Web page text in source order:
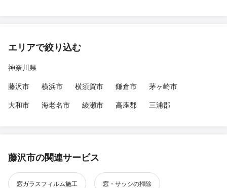
エリアで絞り込む
神奈川県
藤沢市
横浜市 横須賀市 鎌倉市
茅ヶ崎市
大和市
海老名市 綾瀬市 高座郡 三浦郡
藤沢市の関連サービス
窓ガラスフィルム施工 窓・サッシの掃除